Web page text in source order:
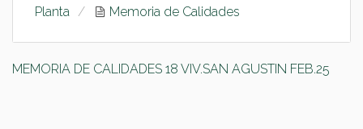
Planta
Memoria de Calidades
MEMORIA DE CALIDADES 18 VIV.SAN AGUSTIN FEB.25